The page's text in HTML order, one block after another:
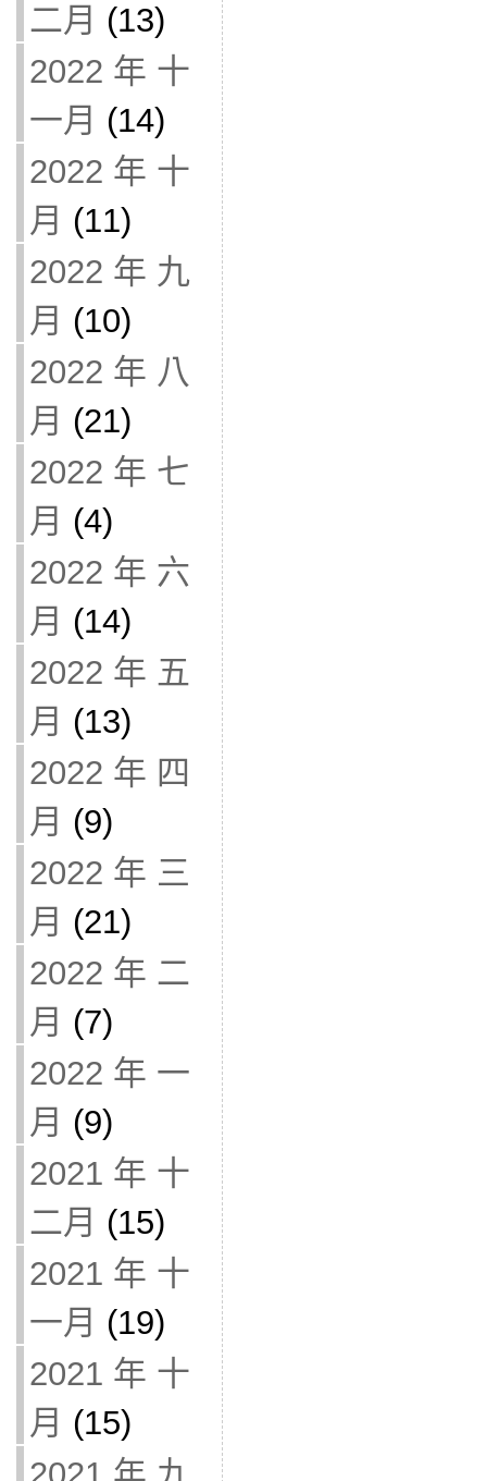
二月 (13)
2022 年 十
一月 (14)
2022 年 十
月 (11)
2022 年 九
月 (10)
2022 年 八
月 (21)
2022 年 七
月 (4)
2022 年 六
月 (14)
2022 年 五
月 (13)
2022 年 四
月 (9)
2022 年 三
月 (21)
2022 年 二
月 (7)
2022 年 一
月 (9)
2021 年 十
二月 (15)
2021 年 十
一月 (19)
2021 年 十
月 (15)